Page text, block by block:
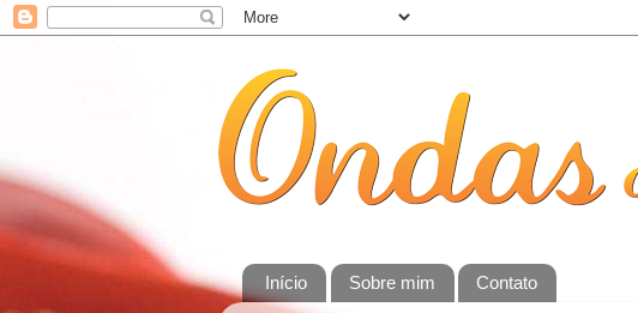
Início Sobre mim Contato